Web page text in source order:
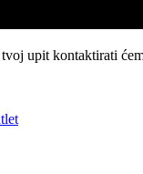
upit kontaktirati